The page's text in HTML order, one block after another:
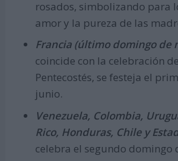
rosados, simbolizando para
amor y la pureza de las
Francia (último domingo de
coincide con la celebración
Pentecostés, se festeja el
junio.
Venezuela, Colombia,
Rico, Honduras, Chile y
celebra el segundo domingo